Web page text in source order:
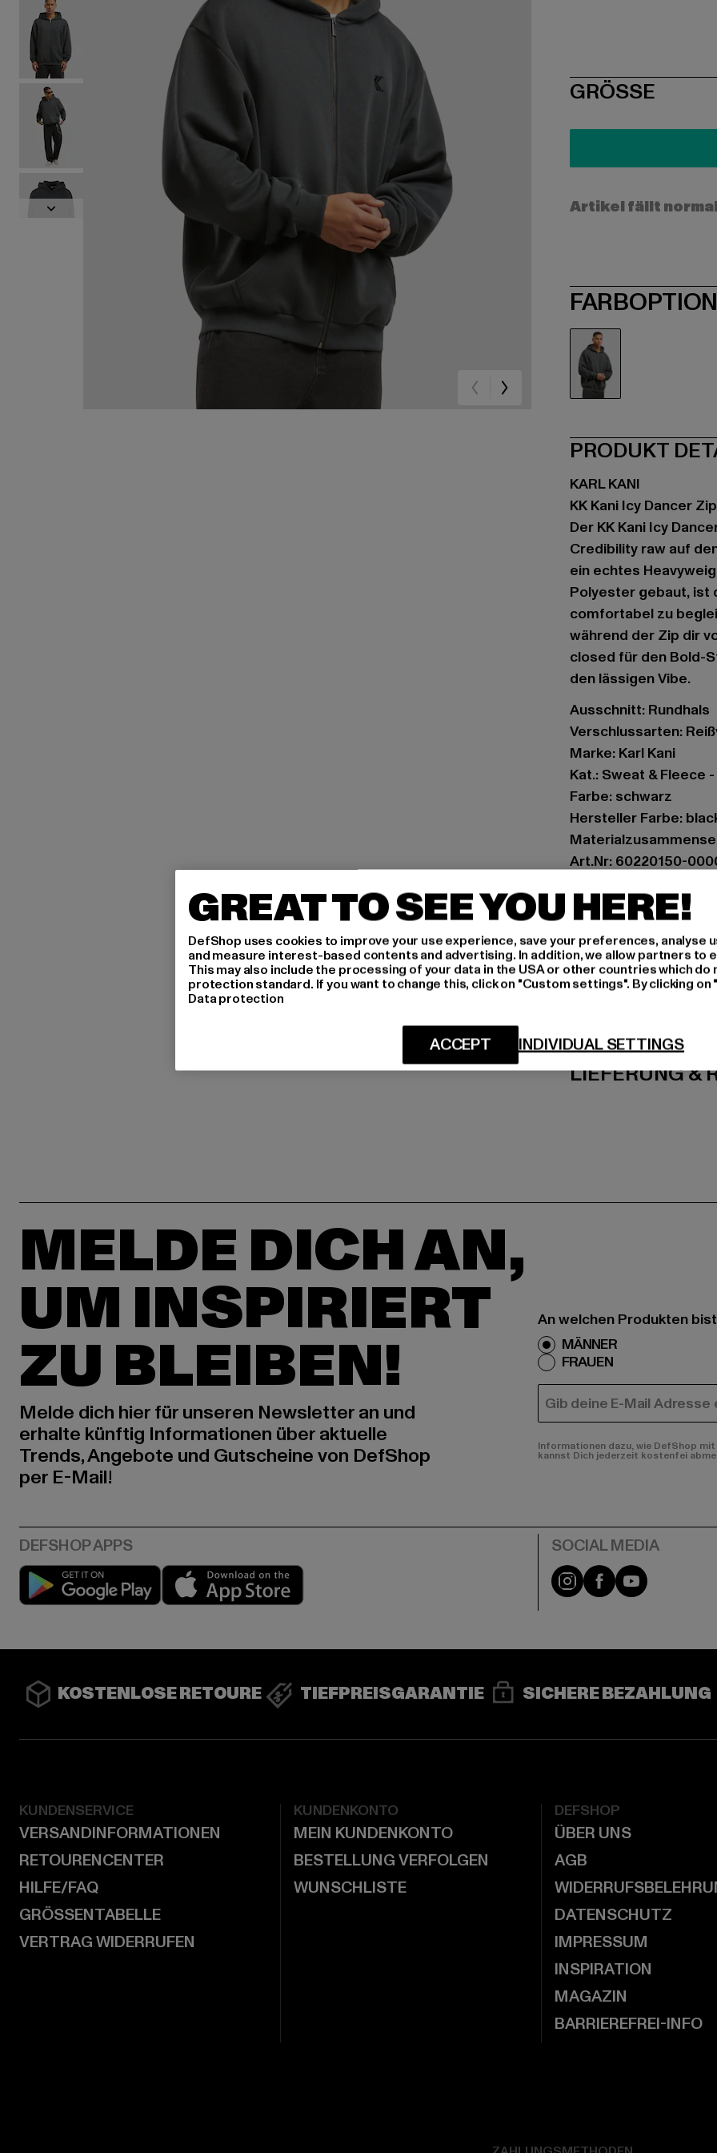
SIZE
GRÖSSE
Artikel fällt
PRODUKT
KARL KANI
KK Kani Icy Dancer
Der KK Kani Icy
Credibility raw auf
ein echtes
Polyester gebaut, ist
comfortabel zu
während der Zip dir
closed für den Bold-
den lässigen Vibe.
Ausschnitt: Rundhals
Verschlussarten:
Marke: Karl Kani
Kat.: Sweat & Fleece
Farbe: schwarz
Hersteller Farbe:
Art.Nr: 60220150-
Hersteller: Urban
Schanzenstraße 41 |
LIEFERUNG &
MELDE DICH AN,
UM INSPIRIERT
ZU BLEIBEN!
Melde dich hier für unseren Newsletter an und
erhalte künftig Informationen über aktuelle
Trends, Angebote und Gutscheine von DefShop
per E-Mail!
An welchen Produkten
MÄNNER
FRAUEN
E-MAIL
Informationen dazu, wie DefShop
kannst Dich jederzeit kostenfei
Play market Instagram
FacebookYouTube
KOSTENLOSE RETOURE TIEFPREISGARANTIE SICHERE BEZAHLUNG
KUNDENSERVICE
VERSANDINFORMATIONEN
RETOURENCENTER
HILFE/FAQ
GRÖSSENTABELLE
VERTRAG WIDERRUFEN
KUNDENKONTO
MEIN KUNDENKONTO
BESTELLUNG VERFOLGEN
WUNSCHLISTE
DEFSHOP
ÜBER UNS
AGB
DATENSCHUTZ
IMPRESSUM
INSPIRATION
MAGAZIN
BARRIEREFREI-INFO
GREAT TO SEE YOU HERE!
DefShop uses cookies to improve your use experience, save your preferences, analyse
and measure interest-based contents and advertising. In addition, we allow partners to
This may also include the processing of your data in the USA or other countries which do
protection standard. If you want to change this, click on "Custom settings". By clicking
Data protection
INDIVIDUAL SETTINGS
ACCEPT